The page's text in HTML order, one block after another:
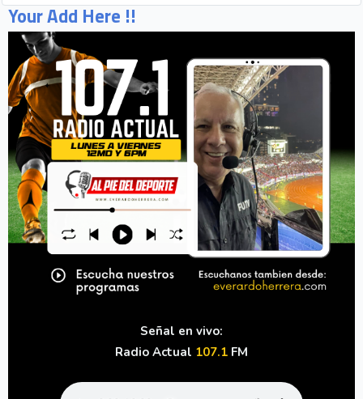
Your Add Here !!
Señal en vivo:
Radio Actual 107.1 FM